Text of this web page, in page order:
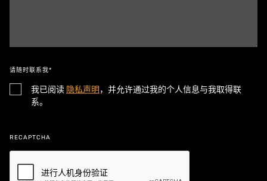
请随时联系我*
我已阅读 隐私声明 ，并允许通过我的个人信息与我取得联
系。
RECAPTCHA